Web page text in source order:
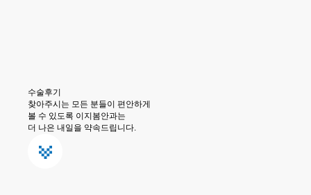
수술후기
찾아주시는 모든 분들이 편안하게
볼 수 있도록 이지봄안과는
더 나은 내일을 약속드립니다.